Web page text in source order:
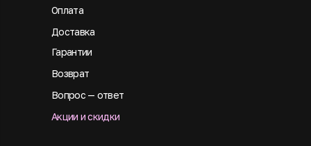
Оплата
Доставка
Гарантии
Возврат
Вопрос — ответ
Акции и скидки